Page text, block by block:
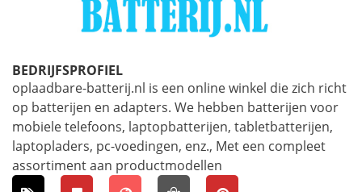
BEDRIJFSPROFIEL
oplaadbare-batterij.nl is een online winkel die zich richt
op batterijen en adapters. We hebben batterijen voor
mobiele telefoons, laptopbatterijen, tabletbatterijen,
laptopladers, pc-voedingen, enz., Met een compleet
assortiment aan productmodellen